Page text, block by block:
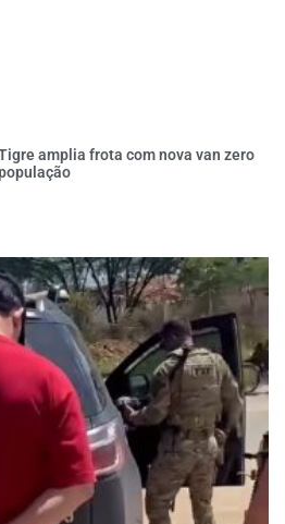
amplia frota com nova van zero